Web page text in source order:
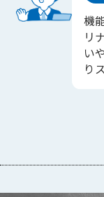
機
リ
い
り